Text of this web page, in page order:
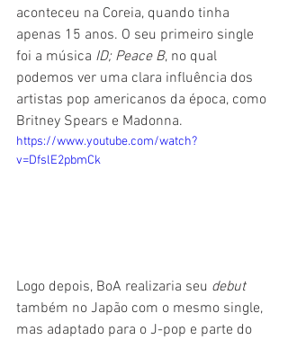
aconteceu na Coreia, quando tinha
apenas 15 anos. O seu primeiro single
foi a música ID; Peace B, no qual
podemos ver uma clara influência dos
artistas pop americanos da época, como
Britney Spears e Madonna.
https://www.youtube.com/watch?
v=DfslE2pbmCk
Logo depois, BoA realizaria seu debut
também no Japão com o mesmo single,
mas adaptado para o J-pop e parte do